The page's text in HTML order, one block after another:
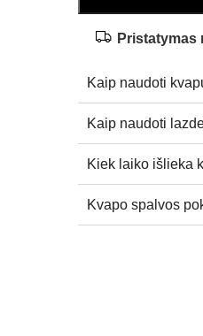
Pristatymas
Kaip naudoti
Kaip naudoti
Kiek laiko išlieka
Kvapo spalvos